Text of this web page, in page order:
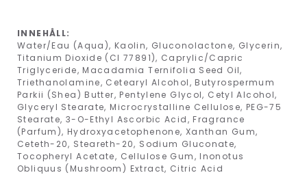
INNEHÅLL:
Water/Eau (Aqua), Kaolin, Gluconolactone, Glycerin,
Titanium Dioxide (CI 77891), Caprylic/Capric
Triglyceride, Macadamia Ternifolia Seed Oil,
Triethanolamine, Cetearyl Alcohol, Butyrospermum
Parkii (Shea) Butter, Pentylene Glycol, Cetyl Alcohol,
Glyceryl Stearate, Microcrystalline Cellulose, PEG-75
Stearate, 3-O-Ethyl Ascorbic Acid, Fragrance
(Parfum), Hydroxyacetophenone, Xanthan Gum,
Ceteth-20, Steareth-20, Sodium Gluconate,
Tocopheryl Acetate, Cellulose Gum, Inonotus
Obliquus (Mushroom) Extract, Citric Acid